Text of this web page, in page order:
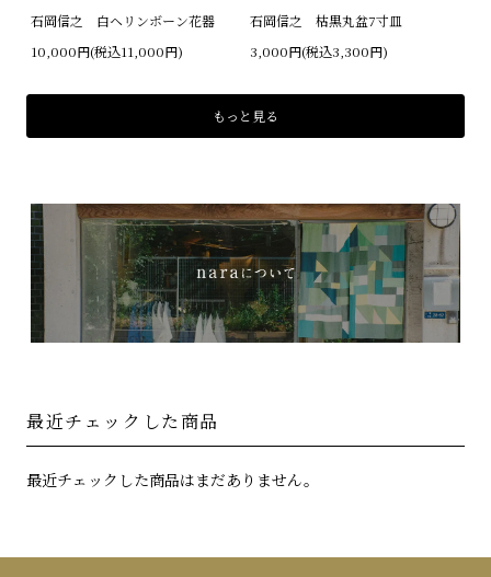
石岡信之 白ヘリンボーン花器
10,000円(税込11,000円)
石岡信之 枯黒丸盆7寸皿
3,000円(税込3,300円)
もっと見る
最近チェックした商品
最近チェックした商品はまだありません。